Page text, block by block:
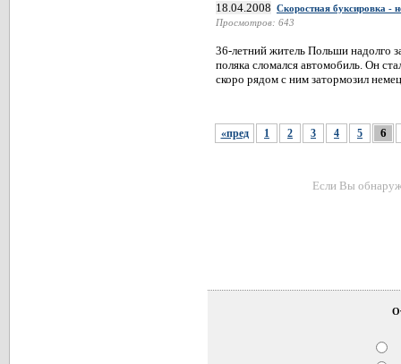
18.04.2008 Скоростная буксировка -
Просмотров: 643
36-летний житель Польши надолго
поляка сломался автомобиль. Он
скоро рядом с ним затормозил
«пред 1 2 3 4 5 6
Если Вы